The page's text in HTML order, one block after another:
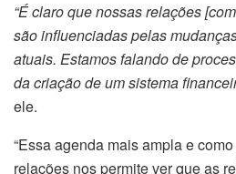
“É claro que nossas relações
são influenciadas pelas
atuais. Estamos falando de
da criação de um sistema
ele.
“Essa agenda mais ampla e
relações nos permite ver que as